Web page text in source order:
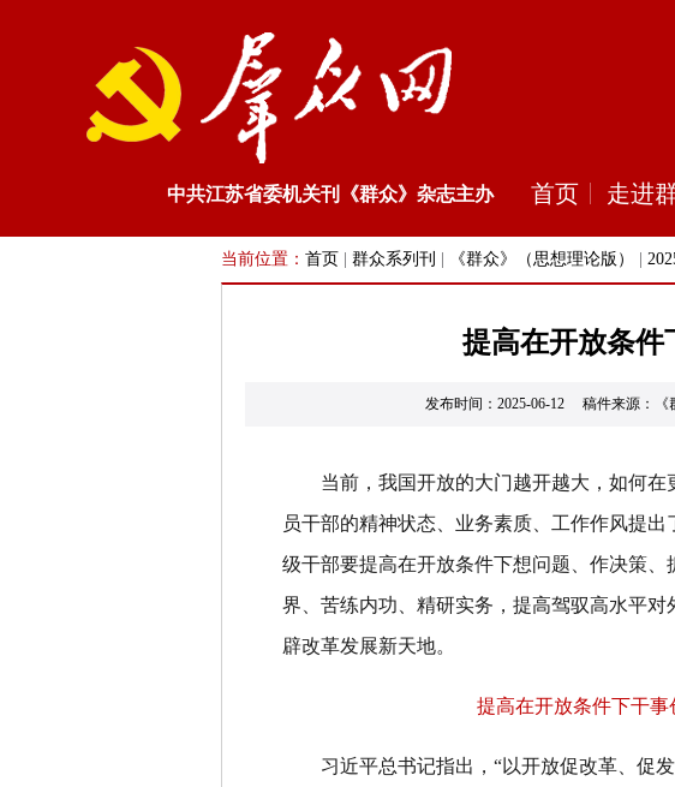
中共江苏省委机关刊《群众》杂志主办 首页 走进
当前位置： 首页 群众系列刊 《群众》（思想理论版）
提高在开放条件
发布时间：2025-06-12 稿件来源：
当前，我国开放的大门越开越大，如何
员干部的精神状态、业务素质、工作作风提
级干部要提高在开放条件下想问题、作决策、
界、苦练内功、精研实务，提高驾驭高水平
辟改革发展新天地。
提高在开放条件下干
习近平总书记指出， “以开放促改革、促